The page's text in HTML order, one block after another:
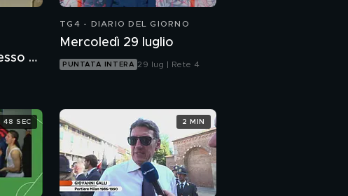
o
TG4 - DIARIO DEL GIORNO
Mercoledì 29 luglio
PUNTATA INTERA 29 lug | Rete 4
48 SEC 2 MIN